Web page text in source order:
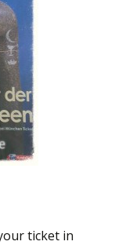
ticket in